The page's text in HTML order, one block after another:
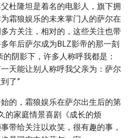
杜隆坦是着名的电影人，旗下拥
霜狼娱乐的未来掌门人的萨尔在
方关注，相对的，这些关注也带
年后萨尔成为BLZ影帝的那一刻
阴影下，许多人称呼我都是：
天能让别人称呼我父亲为：萨尔
了”
的，霜狼娱乐在萨尔出生后的第
的家庭情景喜剧《成长的烦
带给关注以欢笑，很有趣的事，